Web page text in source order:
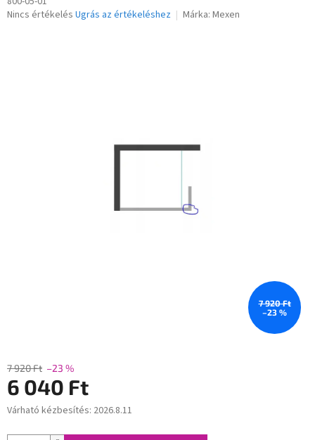
A
Nincs értékelés Ugrás az értékeléshez Márka: Mexen
7 920 Ft
–23 %
7 920 Ft –23 %
6 040 Ft
Egységár:
Várható kézbesítés: 2026.8.11